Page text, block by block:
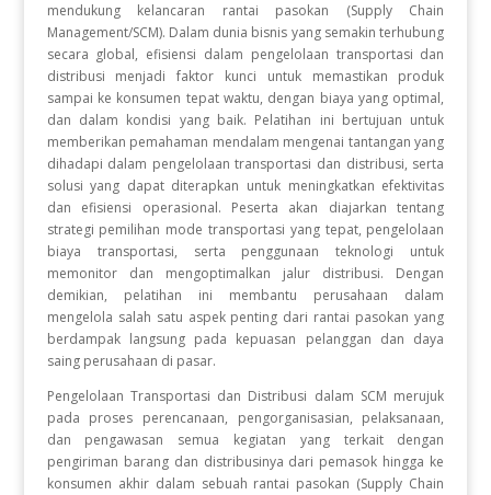
mendukung kelancaran rantai pasokan (Supply Chain
Management/SCM). Dalam dunia bisnis yang semakin terhubung
secara global, efisiensi dalam pengelolaan transportasi dan
distribusi menjadi faktor kunci untuk memastikan produk
sampai ke konsumen tepat waktu, dengan biaya yang optimal,
dan dalam kondisi yang baik. Pelatihan ini bertujuan untuk
memberikan pemahaman mendalam mengenai tantangan yang
dihadapi dalam pengelolaan transportasi dan distribusi, serta
solusi yang dapat diterapkan untuk meningkatkan efektivitas
dan efisiensi operasional. Peserta akan diajarkan tentang
strategi pemilihan mode transportasi yang tepat, pengelolaan
biaya transportasi, serta penggunaan teknologi untuk
memonitor dan mengoptimalkan jalur distribusi. Dengan
demikian, pelatihan ini membantu perusahaan dalam
mengelola salah satu aspek penting dari rantai pasokan yang
berdampak langsung pada kepuasan pelanggan dan daya
saing perusahaan di pasar.
Pengelolaan Transportasi dan Distribusi dalam SCM merujuk
pada proses perencanaan, pengorganisasian, pelaksanaan,
dan pengawasan semua kegiatan yang terkait dengan
pengiriman barang dan distribusinya dari pemasok hingga ke
konsumen akhir dalam sebuah rantai pasokan (Supply Chain